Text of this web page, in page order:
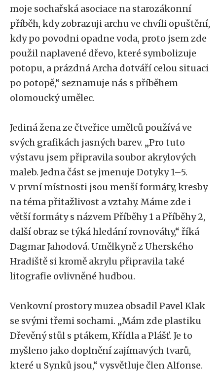
moje sochařská asociace na starozákonní
příběh, kdy zobrazuji archu ve chvíli opuštění,
kdy po povodni opadne voda, proto jsem zde
použil naplavené dřevo, které symbolizuje
potopu, a prázdná Archa dotváří celou situaci
po potopě,“ seznamuje nás s příběhem
olomoucký umělec.
Jediná žena ze čtveřice umělců používá ve
svých grafikách jasných barev. „Pro tuto
výstavu jsem připravila soubor akrylových
maleb. Jedna část se jmenuje Dotyky 1–5.
V první místnosti jsou menší formáty, kresby
na téma přitažlivost a vztahy. Máme zde i
větší formáty s názvem Příběhy 1 a Příběhy 2,
další obraz se týká hledání rovnováhy,“ říká
Dagmar Jahodová. Umělkyně z Uherského
Hradiště si kromě akrylu připravila také
litografie ovlivněné hudbou.
Venkovní prostory muzea obsadil Pavel Klak
se svými třemi sochami. „Mám zde plastiku
Dřevěný stůl s ptákem, Křídla a Plášť. Je to
myšleno jako doplnění zajímavých tvarů,
které u Synků jsou,“ vysvětluje člen Alfonse.